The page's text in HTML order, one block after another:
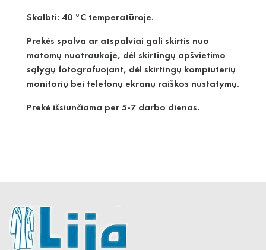
Skalbti: 40 °C temperatūroje.
Prekės spalva ar atspalviai gali skirtis nuo
matomų nuotraukoje, dėl skirtingų apšvietimo
sąlygų fotografuojant, dėl skirtingų kompiuterių
monitorių bei telefonų ekranų raiškos nustatymų.
Prekė išsiunčiama per 5-7 darbo dienas.